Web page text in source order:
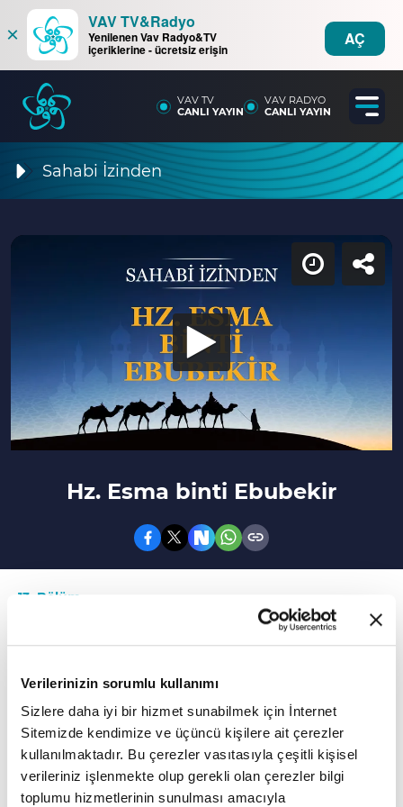
Verilerinizin sorumlu kullanımı
Sizlere daha iyi bir hizmet sunabilmek için İnternet
Sitemizde kendimize ve üçüncü kişilere ait çerezler
kullanılmaktadır. Bu çerezler vasıtasıyla çeşitli kişisel
verileriniz işlenmekte olup gerekli olan çerezler bilgi
toplumu hizmetlerinin sunulması amacıyla
×
VAV TV&Radyo
Yenilenen Vav Radyo&TV
içeriklerine - ücretsiz erişin
AÇ
VAV TV
CANLI YAYIN
VAV RADYO
CANLI YAYIN
Sahabi İzinden
Hz. Esma binti Ebubekir
13. Bölüm
Hz. Ebû Bekir'in kızı ve Abdullah b. Zübeyr'in
Zâtü'n-nitâkayn Esmâ bint Ebî Bekr es-Sıddîk b.
Ebî Kuhâfe el-Kureşiyye et-Teymiyye (ö. 73/692)
Hz. Ebû Bekir'in kızı ve Abdullah b. Zübeyr'in
annesi, sahâbî.